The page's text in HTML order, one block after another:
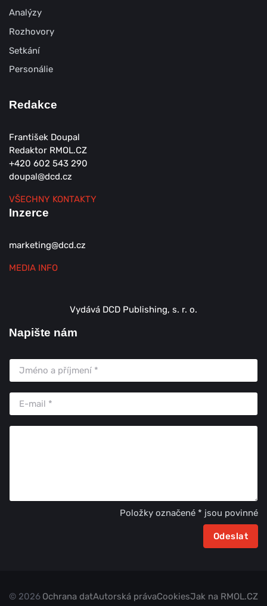
Analýzy
Rozhovory
Setkání
Personálie
Redakce
František Doupal
Redaktor RMOL.CZ
+420 602 543 290
doupal@dcd.cz
VŠECHNY KONTAKTY
Inzerce
marketing@dcd.cz
MEDIA INFO
Vydává DCD Publishing, s. r. o.
Napište nám
Položky označené * jsou povinné
© 2026 Ochrana datAutorská právaCookiesJak na RMOL.CZ